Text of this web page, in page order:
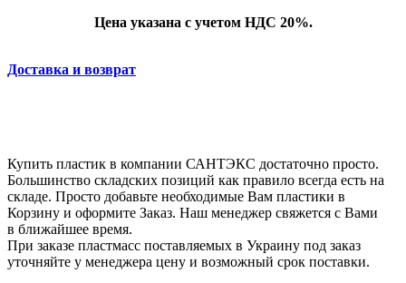
Цена указана с учетом НДС 20%.
Доставка и возврат
Купить пластик в компании САНТЭКС достаточно просто.
Большинство складских позиций как правило всегда есть на
складе. Просто добавьте необходимые Вам пластики в
Корзину и оформите Заказ. Наш менеджер свяжется с Вами
в ближайшее время.
При заказе пластмасс поставляемых в Украину под заказ
уточняйте у менеджера цену и возможный срок поставки.